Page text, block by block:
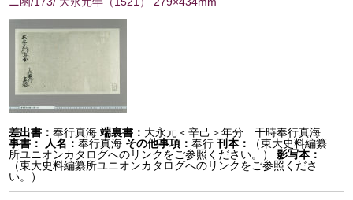
差出書：奉行真海 端裏書： 大永元＜辛己＞年分 干時奉行真海
事書：
人名：奉行真海 その他事項：奉行 刊本：
（東大史料編纂
所ユニオンカタログへのリンクをご参照ください。）
影写本：
（東大史料編纂所ユニオンカタログへのリンクをご参照くださ
い。）